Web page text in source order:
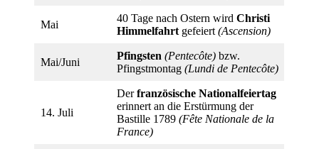
Mai
40 Tage nach Ostern wird Christi
Himmelfahrt gefeiert (Ascension)
Mai/Juni
Pfingsten (Pentecôte) bzw.
Pfingstmontag (Lundi de Pentecôte)
14. Juli
Derfranzösische Nationalfeiertag
erinnert an die Erstürmung der
Bastille 1789 (Fête Nationale de la
France)